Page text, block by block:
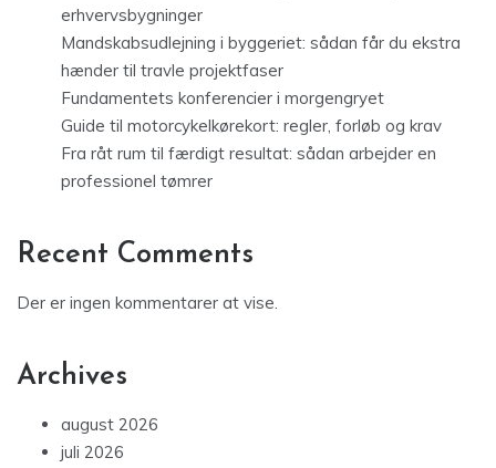
erhvervsbygninger
Mandskabsudlejning i byggeriet: sådan får du ekstra
hænder til travle projektfaser
Fundamentets konferencier i morgengryet
Guide til motorcykelkørekort: regler, forløb og krav
Fra råt rum til færdigt resultat: sådan arbejder en
professionel tømrer
Recent Comments
Der er ingen kommentarer at vise.
Archives
august 2026
juli 2026